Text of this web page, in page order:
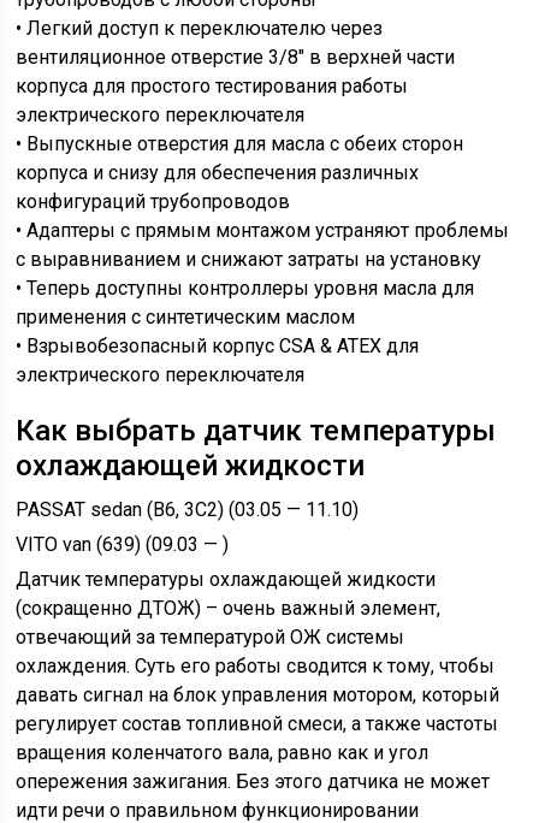
• Легкий доступ к переключателю через
вентиляционное отверстие 3/8″ в верхней части
корпуса для простого тестирования работы
электрического переключателя
• Выпускные отверстия для масла с обеих сторон
корпуса и снизу для обеспечения различных
конфигураций трубопроводов
• Адаптеры с прямым монтажом устраняют проблемы
с выравниванием и снижают затраты на установку
• Теперь доступны контроллеры уровня масла для
применения с синтетическим маслом
• Взрывобезопасный корпус CSA & ATEX для
электрического переключателя
Как выбрать датчик температуры
охлаждающей жидкости
PASSAT sedan (B6, 3C2) (03.05 — 11.10)
VITO van (639) (09.03 — )
Датчик температуры охлаждающей жидкости
(сокращенно ДТОЖ) – очень важный элемент,
отвечающий за температурой ОЖ системы
охлаждения. Суть его работы сводится к тому, чтобы
давать сигнал на блок управления мотором, который
регулирует состав топливной смеси, а также частоты
вращения коленчатого вала, равно как и угол
опережения зажигания. Без этого датчика не может
идти речи о правильном функционировании